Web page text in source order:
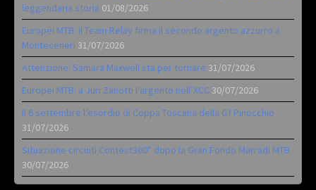
leggendaria storia 01/08/2026
Europei MTB: il Team Relay firma il secondo argento azzurro a
Monteceneri 31/07/2026
Attenzione: Samara Maxwell sta per tornare 31/07/2026
Europei MTB: a Juri Zanotti l’argento nell’XCC 30/07/2026
Il 6 settembre l’esordio di Coppa Toscana della Gf Pinocchio
31/07/2026
Situazione circuiti Contest360° dopo la Gran Fondo Marradi MTB
30/07/2026